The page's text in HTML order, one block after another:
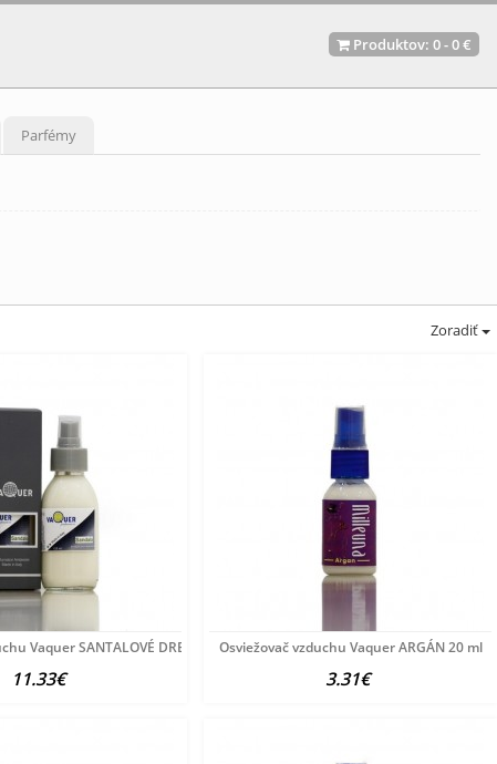
Produktov: 0-0 €
Parfémy
Zoradiť
Vaquer SANTALOVÉ DREVO 125 ML
11.33€
Osviežovač vzduchu Vaquer ARGÁN 20 ml
3.31€